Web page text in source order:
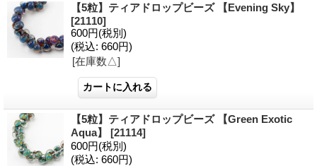
【5粒】ティアドロップビーズ 【Evening Sky】
[21110]
600円(税別)
(税込: 660円)
[在庫数△]
【5粒】ティアドロップビーズ 【Green Exotic
Aqua】 [21114]
600円(税別)
(税込: 660円)